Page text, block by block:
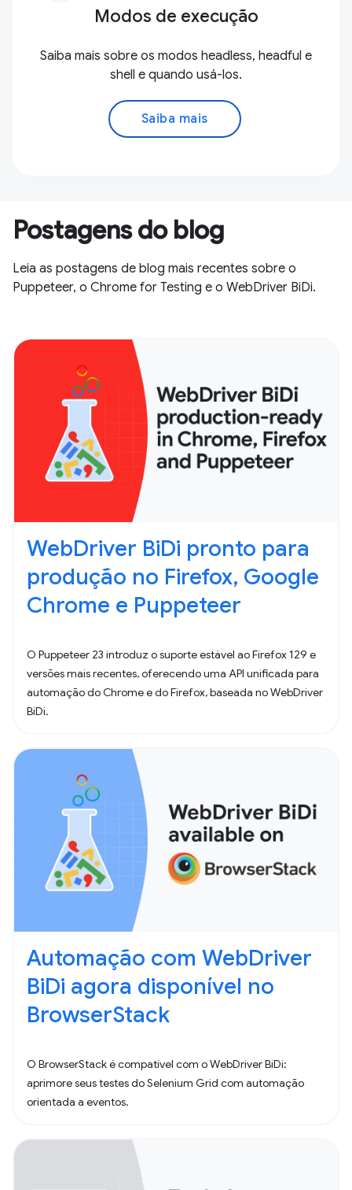
Modos de execução
Saiba mais sobre os modos headless, headful e
shell e quando usá-los.
Saiba mais
Postagens do blog
Leia as postagens de blog mais recentes sobre o
Puppeteer, o Chrome for Testing e o WebDriver BiDi.
WebDriver BiDi pronto para
produção no Firefox, Google
Chrome e Puppeteer
O Puppeteer 23 introduz o suporte estável ao Firefox 129 e
versões mais recentes, oferecendo uma API unificada para
automação do Chrome e do Firefox, baseada no WebDriver
BiDi.
Automação com WebDriver
BiDi agora disponível no
BrowserStack
O BrowserStack é compatível com o WebDriver BiDi:
aprimore seus testes do Selenium Grid com automação
orientada a eventos.